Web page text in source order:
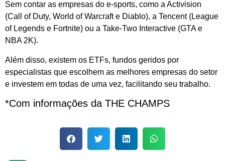
Sem contar as empresas do e-sports, como a Activision
(Call of Duty, World of Warcraft e Diablo), a Tencent (League
of Legends e Fortnite) ou a Take-Two Interactive (GTA e
NBA 2K).
Além disso, existem os ETFs, fundos geridos por
especialistas que escolhem as melhores empresas do setor
e investem em todas de uma vez, facilitando seu trabalho.
*Com informações da THE CHAMPS